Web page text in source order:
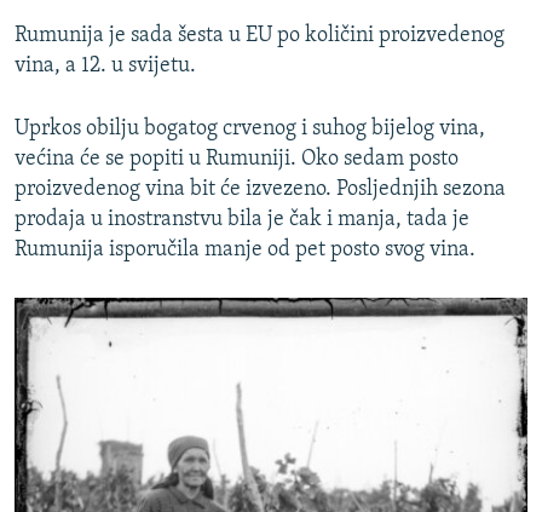
Rumunija je sada šesta u EU po količini proizvedenog
vina, a 12. u svijetu.
Uprkos obilju bogatog crvenog i suhog bijelog vina,
većina će se popiti u Rumuniji. Oko sedam posto
proizvedenog vina bit će izvezeno. Posljednjih sezona
prodaja u inostranstvu bila je čak i manja, tada je
Rumunija isporučila manje od pet posto svog vina.